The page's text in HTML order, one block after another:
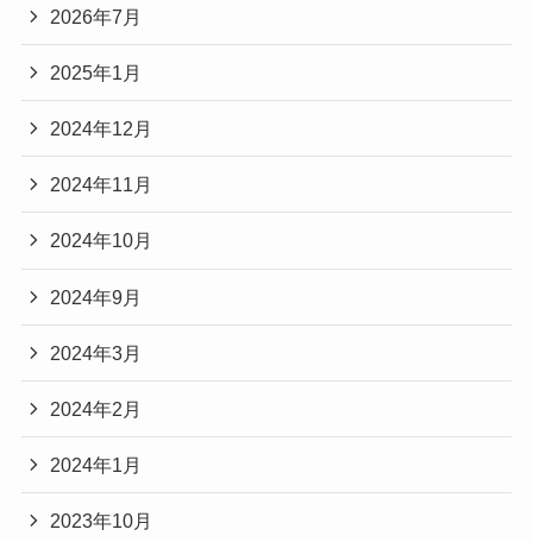
2026年7月
2025年1月
2024年12月
2024年11月
2024年10月
2024年9月
2024年3月
2024年2月
2024年1月
2023年10月